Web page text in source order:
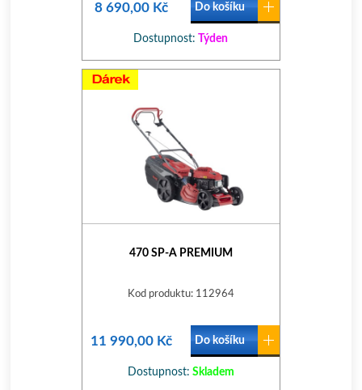
8 690,00 Kč Do košíku
Dostupnost: Týden
470 SP-A PREMIUM
Kod produktu: 112964
11 990,00 Kč Do košíku
Dostupnost: Skladem